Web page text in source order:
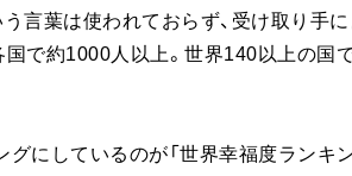
う言葉は使われておらず、受け取り手
で約1000人以上。世界140以上の国
にしているのが「世界幸福度ランキ